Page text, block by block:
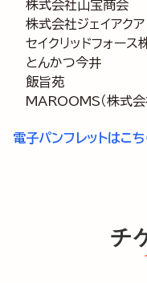
株式会社山宝商会
株式会社ジェイアクア
セイクリッドフォース
とんかつ今井
飯旨苑
MAROOMS（株式会
電子パンフレットはこち
チ